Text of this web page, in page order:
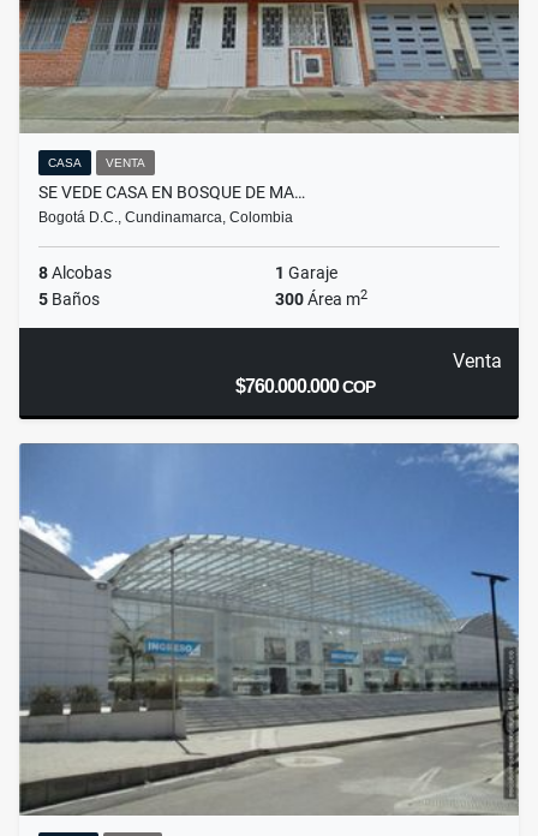
CASA VENTA
SE VEDE CASA EN BOSQUE DE MA…
Bogotá D.C., Cundinamarca, Colombia
8Alcobas 1 Garaje
5 Baños 300Área m2
Venta
$760.000.000COP